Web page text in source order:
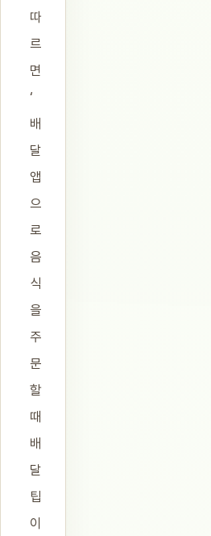
따
르
면
‘
배
달
앱
으
로
음
식
을
주
문
할
때
배
달
팁
이